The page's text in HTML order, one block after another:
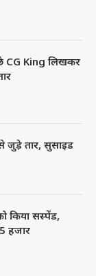
CG King लिखकर
जुड़े तार, सुसाइड
किया सस्पेंड,
हजार